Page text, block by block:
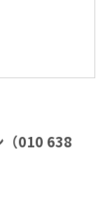
010 638